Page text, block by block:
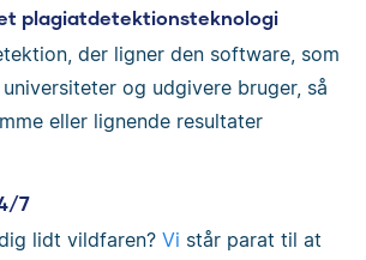
plagiatdetektionsteknologi
der ligner den software, som
og udgivere bruger, så
eller lignende resultater
7
lidt vildfaren? Vi står parat til at